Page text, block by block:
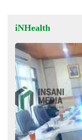
iNHealth